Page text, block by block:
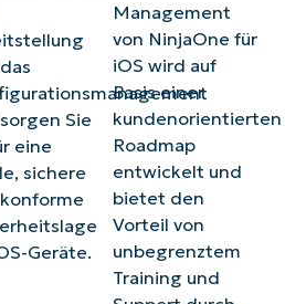
Sie
eine
sichere
Geräte.
Management
von NinjaOne für
iOS wird auf
Basis einer
kundenorientierten
Roadmap
entwickelt und
bietet den
Vorteil von
unbegrenztem
Training und